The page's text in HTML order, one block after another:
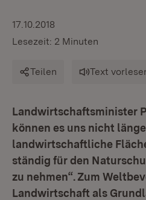
17.10.2018
Lesezeit: 2 Minuten
Teilen Text
Landwirtschaftsminister
können es uns nicht
landwirtschaftliche
ständig für den
zu nehmen“. Zum
Landwirtschaft als